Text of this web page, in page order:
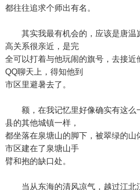
都往往追求个师出有名。
其实我最有机会的，应该是唐温
高关系很亲近，是完
全可以打着与他玩闹的旗号，去接近
QQ聊天上，得知他到
市区里避暑去了。
额，在我记忆里好像确实有这么
县的其他城镇一样，
都坐落在泉塘山的脚下，被翠绿的山
市区建在了泉塘山手
臂和抱的缺口处。
当从东海的清风凉气，越过江北